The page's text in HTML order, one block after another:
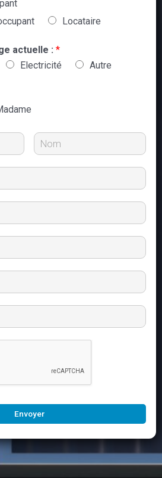
Locataire
actuelle : *
Electricité Autre
Envoyer